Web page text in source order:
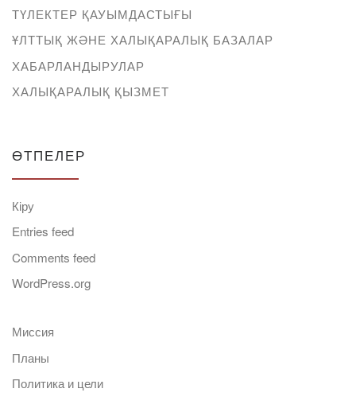
ТҮЛЕКТЕР ҚАУЫМДАСТЫҒЫ
ҰЛТТЫҚ ЖӘНЕ ХАЛЫҚАРАЛЫҚ БАЗАЛАР
ХАБАРЛАНДЫРУЛАР
ХАЛЫҚАРАЛЫҚ ҚЫЗМЕТ
ӨТПЕЛЕР
Кіру
Entries feed
Comments feed
WordPress.org
Миссия
Планы
Политика и цели